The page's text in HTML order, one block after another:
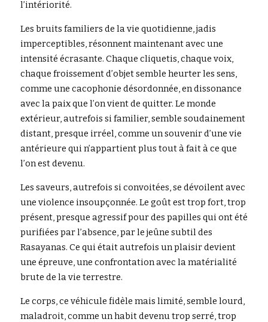
l’intériorité.
Les bruits familiers de la vie quotidienne, jadis
imperceptibles, résonnent maintenant avec une
intensité écrasante. Chaque cliquetis, chaque voix,
chaque froissement d’objet semble heurter les sens,
comme une cacophonie désordonnée, en dissonance
avec la paix que l’on vient de quitter. Le monde
extérieur, autrefois si familier, semble soudainement
distant, presque irréel, comme un souvenir d’une vie
antérieure qui n’appartient plus tout à fait à ce que
l’on est devenu.
Les saveurs, autrefois si convoitées, se dévoilent avec
une violence insoupçonnée. Le goût est trop fort, trop
présent, presque agressif pour des papilles qui ont été
purifiées par l’absence, par le jeûne subtil des
Rasayanas. Ce qui était autrefois un plaisir devient
une épreuve, une confrontation avec la matérialité
brute de la vie terrestre.
Le corps, ce véhicule fidèle mais limité, semble lourd,
maladroit, comme un habit devenu trop serré, trop